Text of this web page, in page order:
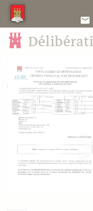
Panneau de gestion des